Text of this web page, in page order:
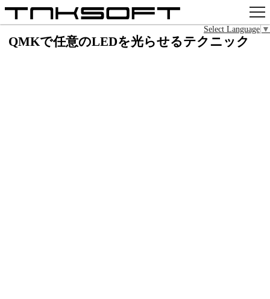
アプリ
Select Language ▼
QMKで任意のLEDを光らせるテクニック